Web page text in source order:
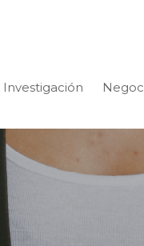
Investigación